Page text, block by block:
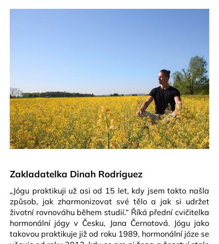
Zakladatelka Dinah Rodriguez
„Jógu praktikuji už asi od 15 let, kdy jsem takto našla
způsob, jak zharmonizovat své tělo a jak si udržet
životní rovnováhu během studií.“ Říká přední cvičitelka
hormonální jógy v Česku, Jana Černotová. Jógu jako
takovou praktikuje již od roku 1989, hormonální józe se